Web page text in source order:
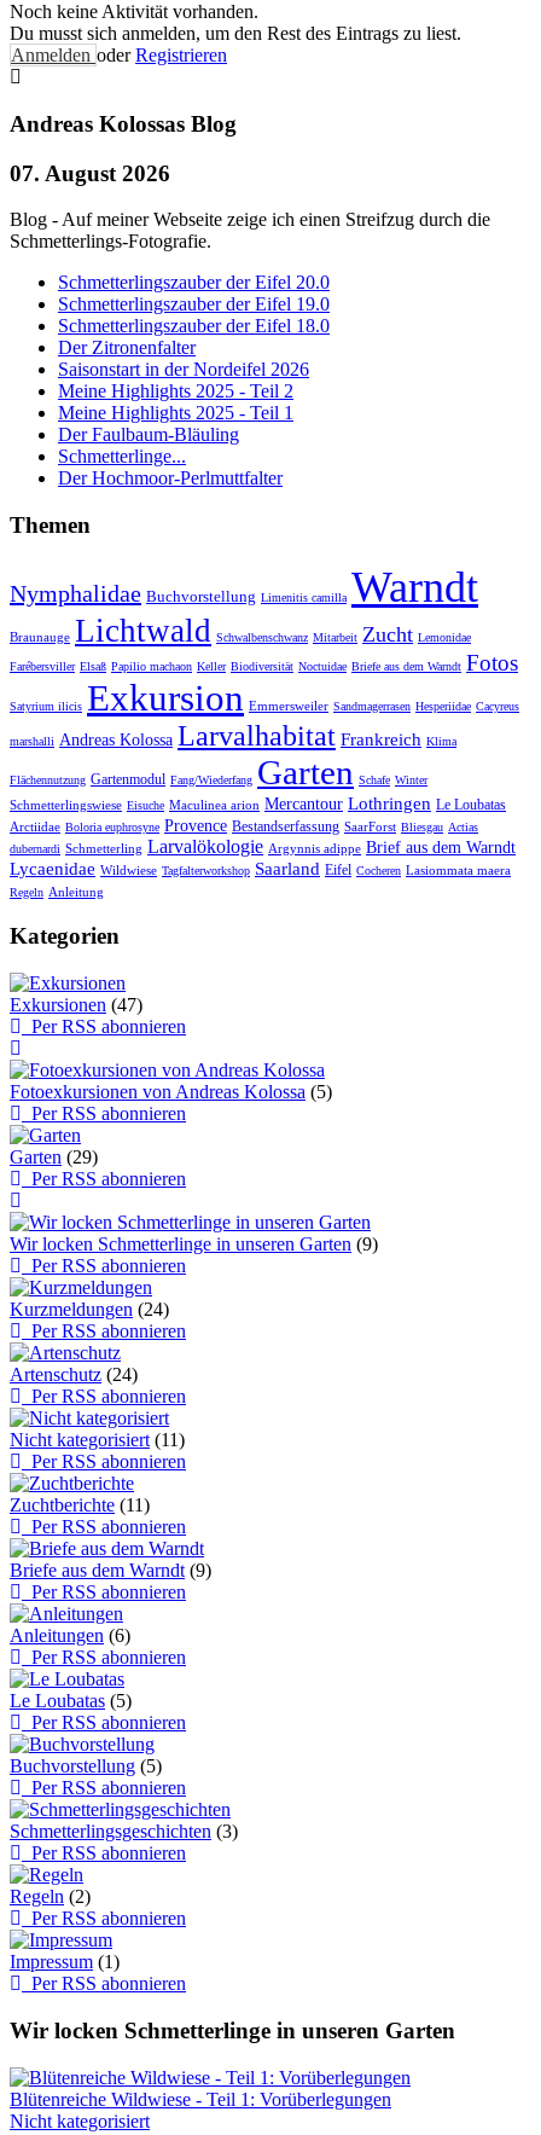
Noch keine Aktivität vorhanden.
Du musst sich anmelden, um den Rest des Eintrags zu liest.
Anmelden oderRegistrieren
Andreas Kolossas Blog
07. August 2026
Blog - Auf meiner Webseite zeige ich einen Streifzug durch die
Schmetterlings-Fotografie.
Schmetterlingszauber der Eifel 20.0
Schmetterlingszauber der Eifel 19.0
Schmetterlingszauber der Eifel 18.0
Der Zitronenfalter
Saisonstart in der Nordeifel 2026
Meine Highlights 2025 - Teil 2
Meine Highlights 2025 - Teil 1
Der Faulbaum-Bläuling
Schmetterlinge...
Der Hochmoor-Perlmuttfalter
Themen
Nymphalidae Buchvorstellung Limenitis camilla Warndt
Braunauge Lichtwald Schwalbenschwanz Mitarbeit Zucht Lemonidae
Farébersviller Elsaß Papilio machaon Keller Biodiversität Noctuidae Briefe aus dem Warndt Fotos
Satyrium ilicis Exkursion Emmersweiler Sandmagerrasen Hesperiidae Cacyreus
marshalli Andreas Kolossa Larvalhabitat Frankreich Klima
Flächennutzung Gartenmodul Fang/Wiederfang Garten Schafe Winter
Schmetterlingswiese Eisuche Maculinea arion Mercantour Lothringen Le Loubatas
Arctiidae Boloria euphrosyne Provence Bestandserfassung SaarForst Bliesgau Actias
dubernardi Schmetterling Larvalökologie Argynnis adippe Brief aus dem Warndt
Lycaenidae Wildwiese Tagfalterworkshop Saarland Eifel Cocheren Lasiommata maera
Regeln Anleitung
Kategorien
Exkursionen (47)
Per RSS abonnieren
Fotoexkursionen von Andreas Kolossa (5)
Per RSS abonnieren
Garten (29)
Per RSS abonnieren
Wir locken Schmetterlinge in unseren Garten (9)
Per RSS abonnieren
Kurzmeldungen (24)
Per RSS abonnieren
Artenschutz (24)
Per RSS abonnieren
Nicht kategorisiert (11)
Per RSS abonnieren
Zuchtberichte (11)
Per RSS abonnieren
Briefe aus dem Warndt (9)
Per RSS abonnieren
Anleitungen (6)
Per RSS abonnieren
Le Loubatas (5)
Per RSS abonnieren
Buchvorstellung (5)
Per RSS abonnieren
Schmetterlingsgeschichten (3)
Per RSS abonnieren
Regeln (2)
Per RSS abonnieren
Impressum (1)
Per RSS abonnieren
Wir locken Schmetterlinge in unseren Garten
Blütenreiche Wildwiese - Teil 1: Vorüberlegungen
Nicht kategorisiert